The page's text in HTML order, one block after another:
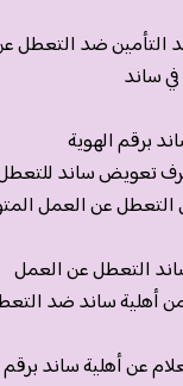
التأمين ضد التعطل
ساند
برقم الهوية
تعويض ساند
التعطل عن العمل
التعطل عن العمل
أهلية ساند ضد
عن أهلية ساند برقم